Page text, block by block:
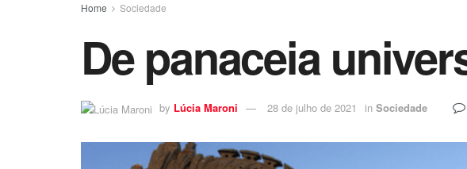
Home Sociedade
De panaceia
by Lúcia Maroni 28 de julho de 2021 in Sociedade